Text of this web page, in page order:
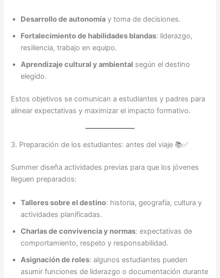
Desarrollo de autonomía y toma de decisiones.
Fortalecimiento de habilidades blandas: liderazgo,
resiliencia, trabajo en equipo.
Aprendizaje cultural y ambiental según el destino
elegido.
Estos objetivos se comunican a estudiantes y padres para
alinear expectativas y maximizar el impacto formativo.
3. Preparación de los estudiantes: antes del viaje 📚✅
Summer diseña actividades previas para que los jóvenes
lleguen preparados:
Talleres sobre el destino: historia, geografía, cultura y
actividades planificadas.
Charlas de convivencia y normas: expectativas de
comportamiento, respeto y responsabilidad.
Asignación de roles: algunos estudiantes pueden
asumir funciones de liderazgo o documentación durante